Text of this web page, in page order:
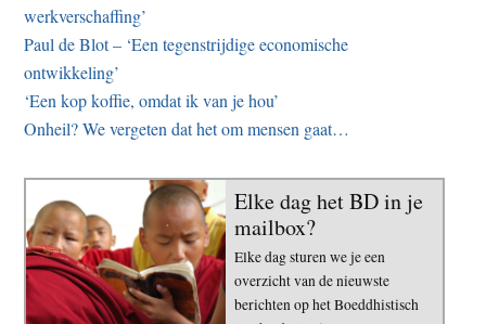
werkverschaffing’
Paul de Blot – ‘Een tegenstrijdige economische
ontwikkeling’
‘Een kop koffie, omdat ik van je hou’
Onheil? We vergeten dat het om mensen gaat…
Elke dag het BD in je
mailbox?
Elke dag sturen we je een
overzicht van de nieuwste
berichten op het Boeddhistisch